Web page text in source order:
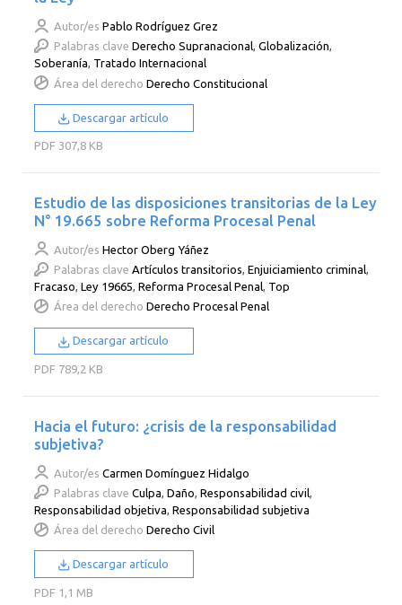
Autor/es Pablo Rodríguez Grez
Palabras clave Derecho Supranacional,Globalización,
Soberanía, Tratado Internacional
Área del derecho Derecho Constitucional
Descargar artículo
PDF 307,8 KB
Estudio de las disposiciones transitorias de la Ley
N° 19.665 sobre Reforma Procesal Penal
Autor/es Hector Oberg Yáñez
Palabras clave Artículos transitorios,Enjuiciamiento criminal,
Fracaso,Ley 19665,Reforma Procesal Penal, Top
Área del derecho Derecho Procesal Penal
Descargar artículo
PDF 789,2 KB
Hacia el futuro: ¿crisis de la responsabilidad
subjetiva?
Autor/es Carmen Domínguez Hidalgo
Palabras clave Culpa,Daño,Responsabilidad civil,
Responsabilidad objetiva,Responsabilidad subjetiva
Área del derecho Derecho Civil
Descargar artículo
PDF 1,1 MB